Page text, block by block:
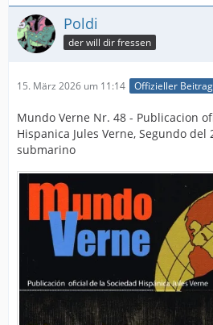
Poldi
der will dir fressen
15. März 2026 um 11:14 Offizieller Beitrag
Mundo Verne Nr. 48 - Publicacion
Hispanica Jules Verne, Segundo
submarino